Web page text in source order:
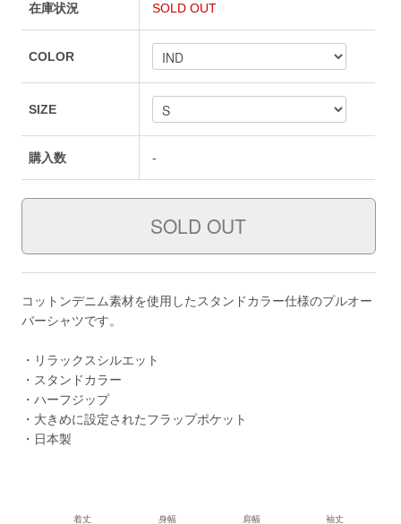
在庫状況 SOLD OUT
COLOR
SIZE
購入数 -
コットンデニム素材を使用したスタンドカラー仕様のプルオー
バーシャツです。
・リラックスシルエット
・スタンドカラー
・ハーフジップ
・大きめに設定されたフラップポケット
・日本製
着丈 身幅 肩幅 袖丈